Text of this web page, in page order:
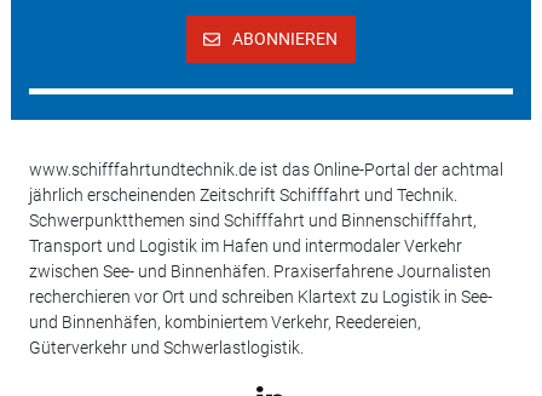
ABONNIEREN
www.schifffahrtundtechnik.de ist das Online-Portal der achtmal
jährlich erscheinenden Zeitschrift Schifffahrt und Technik.
Schwerpunktthemen sind Schifffahrt und Binnenschifffahrt,
Transport und Logistik im Hafen und intermodaler Verkehr
zwischen See- und Binnenhäfen. Praxiserfahrene Journalisten
recherchieren vor Ort und schreiben Klartext zu Logistik in See-
und Binnenhäfen, kombiniertem Verkehr, Reedereien,
Güterverkehr und Schwerlastlogistik.